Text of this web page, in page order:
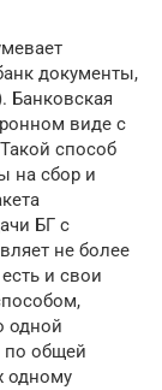
документы,
Банковская
виде с
способ
на сбор и
БГ с
не более
и свои
одной
по общей
одному